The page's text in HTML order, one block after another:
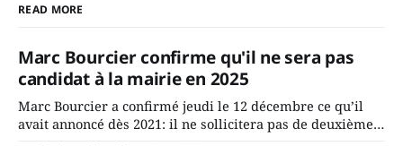
READ MORE
Marc Bourcier confirme qu'il ne sera pas
candidat à la mairie en 2025
Marc Bourcier a confirmé jeudi le 12 décembre ce qu’il
avait annoncé dès 2021: il ne sollicitera pas de deuxième
mandat à titre de maire de Saint-Jérôme. Bourcier en a